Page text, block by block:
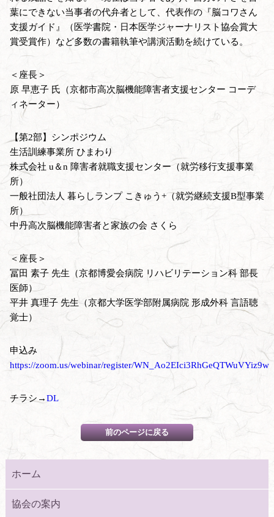
葉にできない当事者の代弁者として、代表作の『脳コワさん
支援ガイド』（医学書院・日本医学ジャーナリスト協会賞大
賞受賞作）など多数の書籍執筆や講演活動を続けている。
＜座長＞
原 早恵子 氏（京都市高次脳機能障害者支援センター コーデ
ィネーター）
【第2部】シンポジウム
生活訓練事業所 ひまわり
株式会社 u＆n 障害者就職支援センター（就労移行支援事業
所）
一般社団法人 暮らしランプ こきゅう+（就労継続支援B型事業
所）
中丹高次脳機能障害者と家族の会 さくら
＜座長＞
冨田 素子 先生（京都博愛会病院 リハビリテーション科 部長
医師）
平井 真理子 先生（京都大学医学部附属病院 形成外科 言語聴
覚士）
申込み
https://zoom.us/webinar/register/WN_Ao2EIci3RhGeQTWuVYiz9w
チラシ→DL
ホーム
協会の案内